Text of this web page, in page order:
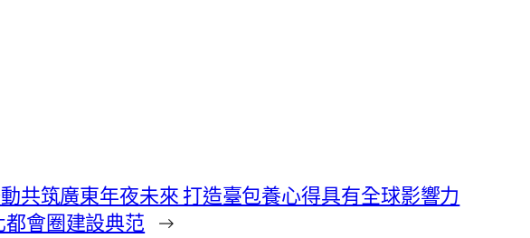
動共筑廣東年夜未來 打造臺包養心得具有全球影響力
都會圈建設典范 →